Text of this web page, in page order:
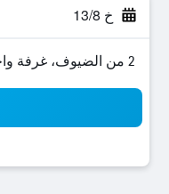
خ 13/8
2 من الضيوف، غرفة واحدة